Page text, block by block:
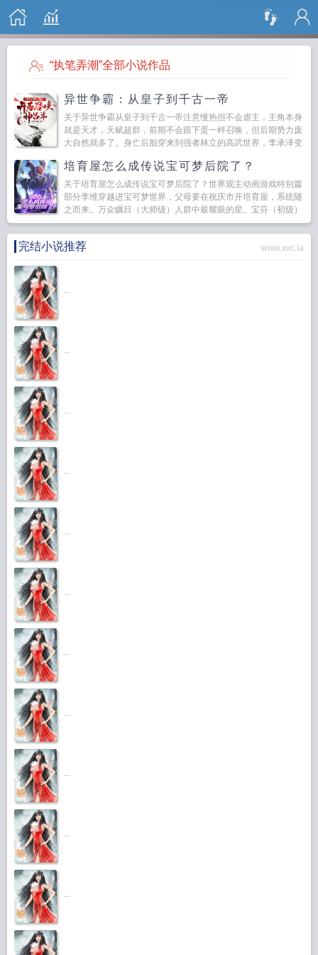
搜 索
“执笔弄潮”全部小说作品
异世争霸：从皇子到千古一帝
关于异世争霸从皇子到千古一帝注意慢热但不会虐主，主角本身
就是天才，天赋超群，前期不会跟下蛋一样召唤，但后期势力庞
大自然就多了。身亡后胎穿来到强者林立的高武世界，李承泽变
培育屋怎么成传说宝可梦后院了？
关于培育屋怎么成传说宝可梦后院了？世界观主动画游戏特别篇
部分李维穿越进宝可梦世界，父母要在祝庆市开培育屋，系统随
之而来。万众瞩目（大师级）人群中最耀眼的星。宝芬（初级）
薛定谔的宝芬—热火朝天的培育屋建设，动起来...
完结小说推荐 www.xxc.la
...
...
...
...
...
...
...
...
...
...
...